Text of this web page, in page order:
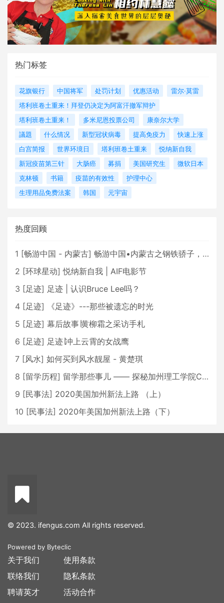
热门标签
花旗银行 中国将军 处罚计划 优惠活动
雷尔·莫雷
塔利班卷土重来！拜登仍决定为阿富汗撤军辩护
塔利班卷土重来！
多米尼恩投票公司
康奈尔大学
議題
什么情况 新型冠状病毒 提高免疫力
快速上涨
白宫简报
世界环境日 塔利班卷土重来
悦纳新自我
新冠疫苗第三针
大肠癌 募捐 美国研究生
微软日本
克林顿
书籍 疫苗的有效性
护理中心
生理用品免费法案
韩国 元宇宙
热度回顾
1 [畅游中国 - 内蒙古] 畅游中国•内蒙古之钢铁骄子，魅力包头
2 [环球星动] 悦纳新自我 | AIF电影节
3 [足迹] 足迹 | 认识Bruce Lee吗？
4 [足迹]
《足迹》---那些被遗忘的时光
5 [足迹] 幕后故事∣黄柳霜之采访手札
6 [足迹] 足迹∣冲上云霄的女战鹰
7 [风水] 如何买到风水靓屋 - 黄楚琪
8 [留学历程] 留学那些事儿 —— 探秘加州理工学院Caltech博士生活 [上集]
9 [民事法] 2020美国加州新法上路 （上）
10 [民事法] 2020年美国加州新法上路（下）
© 2023. ifengus.com All rights reserved.
Powered by Byteclic
关于我们
联络我们
聘请英才
使用条款
隐私条款
活动合作